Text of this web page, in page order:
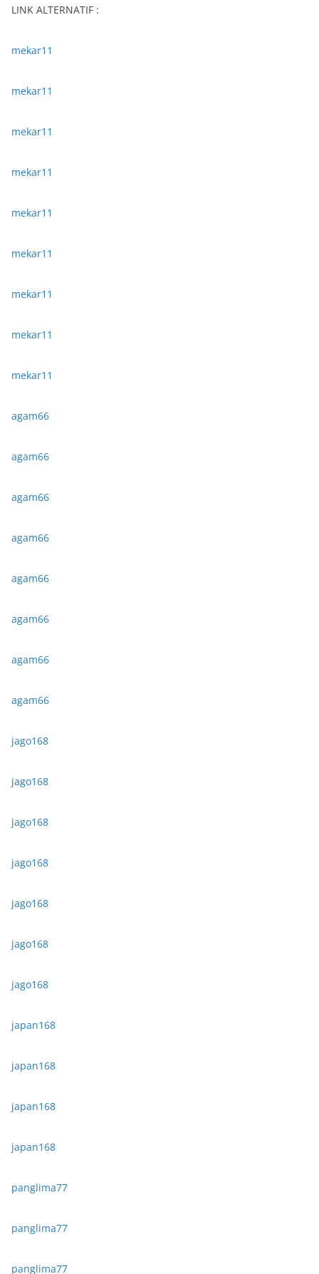
LINK ALTERNATIF :
mekar11
mekar11
mekar11
mekar11
mekar11
mekar11
mekar11
mekar11
mekar11
agam66
agam66
agam66
agam66
agam66
agam66
agam66
agam66
jago168
jago168
jago168
jago168
jago168
jago168
jago168
japan168
japan168
japan168
japan168
panglima77
panglima77
panglima77